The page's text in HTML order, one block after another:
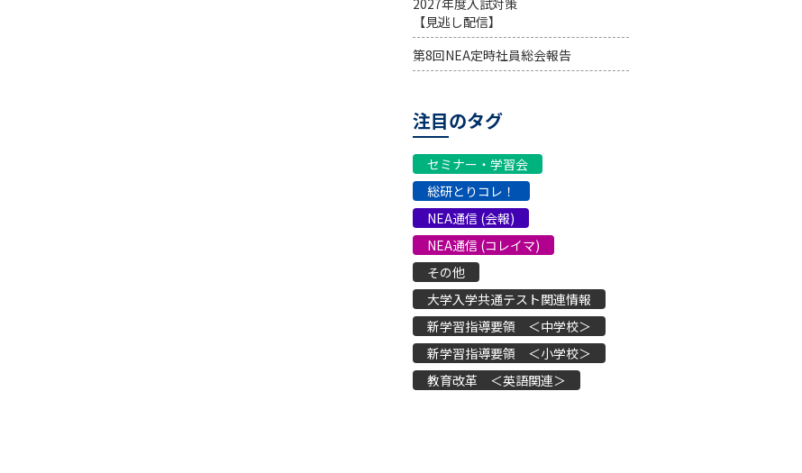
2027年度入試対策
【見逃し配信】
第8回NEA定時社員総会報告
注目のタグ
セミナー・学習会
総研とりコレ！
NEA通信 (会報)
NEA通信 (コレイマ)
その他
大学入学共通テスト関連情報
新学習指導要領 ＜中学校＞
新学習指導要領 ＜小学校＞
教育改革 ＜英語関連＞